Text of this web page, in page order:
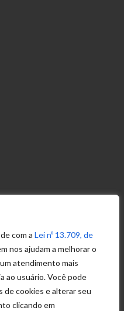
com a Lei nº 13.709, de
nos ajudam a melhorar o
atendimento mais
ao usuário. Você pode
cookies e alterar seu
clicando em